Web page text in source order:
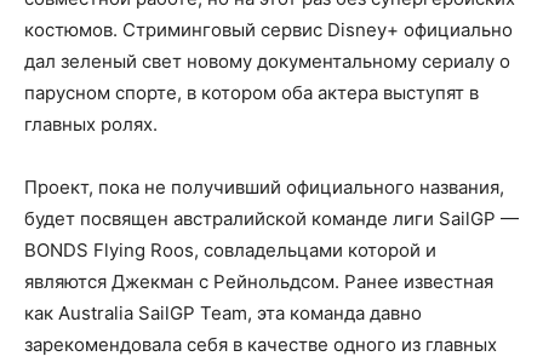
костюмов. Стриминговый сервис Disney+ официально
дал зеленый свет новому документальному сериалу о
парусном спорте, в котором оба актера выступят в
главных ролях.
Проект, пока не получивший официального названия,
будет посвящен австралийской команде лиги SailGP —
BONDS Flying Roos, совладельцами которой и
являются Джекман с Рейнольдсом. Ранее известная
как Australia SailGP Team, эта команда давно
зарекомендовала себя в качестве одного из главных